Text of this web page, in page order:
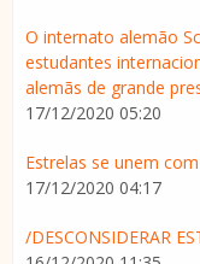
O internato alemão
estudantes
alemãs de grande
17/12/2020 05:20
Estrelas se unem
17/12/2020 04:17
/DESCONSIDERAR